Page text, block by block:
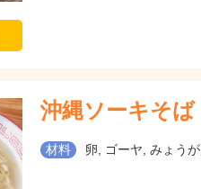
沖縄ソーキそば
材料 卵, ゴーヤ, みょう